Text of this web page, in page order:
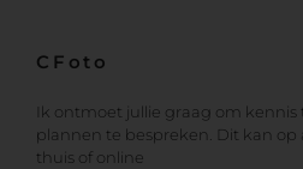
CFoto
Ik ontmoet jullie graag om
plannen te bespreken. Dit kan op
thuis of online